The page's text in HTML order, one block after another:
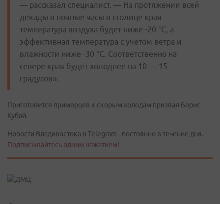
— рассказал специалист. — На протяжении всей
декады в ночные часы в столице края
температура воздуха будет ниже -20 °C, а
эффективная температура с учетом ветра и
влажности ниже -30 °C. Соответственно на
севере края будет холоднее на 10 — 15
градусов».
Приготовится приморцев к скорым холодам призвал Борис
Кубай.
Новости Владивостока в Telegram - постоянно в течение дня.
Подписывайтесь одним нажатием!